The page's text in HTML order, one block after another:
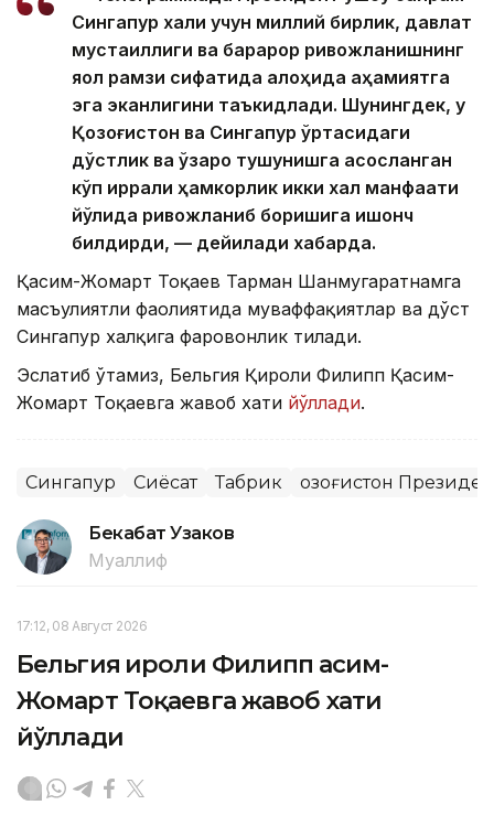
Сингапур халқи учун миллий бирлик, давлат
мустақиллиги ва барқарор ривожланишнинг
яққол рамзи сифатида алоҳида аҳамиятга
эга эканлигини таъкидлади. Шунингдек, у
Қозоғистон ва Сингапур ўртасидаги
дўстлик ва ўзаро тушунишга асосланган
кўп қиррали ҳамкорлик икки халқ манфаати
йўлида ривожланиб боришига ишонч
билдирди, — дейилади хабарда.
Қасим-Жомарт Тоқаев Тарман Шанмугаратнамга
масъулиятли фаолиятида муваффақиятлар ва дўст
Сингапур халқига фаровонлик тилади.
Эслатиб ўтамиз, Бельгия Қироли Филипп Қасим-
Жомарт Тоқаевга жавоб хати йўллади.
Сингапур Сиёсат Табрик Қозоғистон
Бекабат Узаков
Муаллиф
17:12, 08 Август 2026
Бельгия Қироли Филипп Қасим-
Жомарт Тоқаевга жавоб хати
йўллади